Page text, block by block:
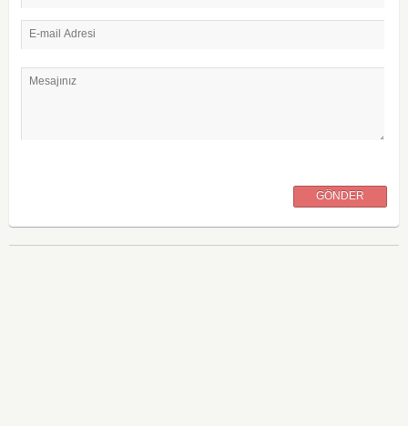
E-mail Adresi
Mesajınız
GÖNDER